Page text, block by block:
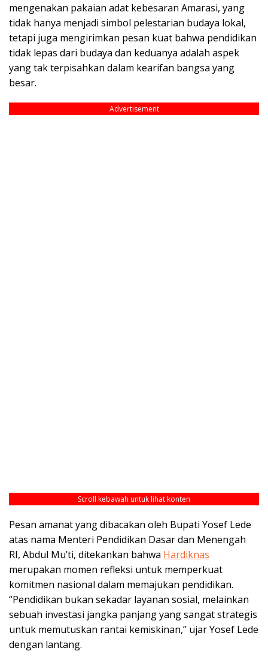
mengenakan pakaian adat kebesaran Amarasi, yang
tidak hanya menjadi simbol pelestarian budaya lokal,
tetapi juga mengirimkan pesan kuat bahwa pendidikan
tidak lepas dari budaya dan keduanya adalah aspek
yang tak terpisahkan dalam kearifan bangsa yang
besar.
Advertisement
Scroll kebawah untuk lihat konten
Pesan amanat yang dibacakan oleh Bupati Yosef Lede
atas nama Menteri Pendidikan Dasar dan Menengah
RI, Abdul Mu’ti, ditekankan bahwa Hardiknas
merupakan momen refleksi untuk memperkuat
komitmen nasional dalam memajukan pendidikan.
“Pendidikan bukan sekadar layanan sosial, melainkan
sebuah investasi jangka panjang yang sangat strategis
untuk memutuskan rantai kemiskinan,” ujar Yosef Lede
dengan lantang.